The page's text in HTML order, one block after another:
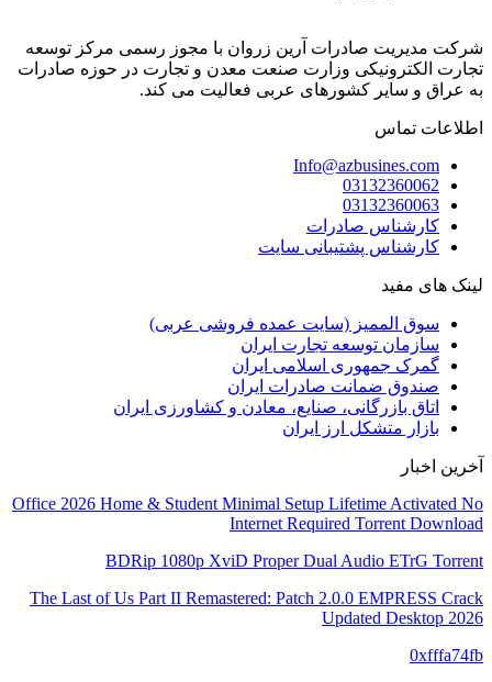
شرکت مدیریت صادرات آرین زروان با مجوز رسمی مرکز توسعه
تجارت الکترونیکی وزارت صنعت معدن و تجارت در حوزه صادرات
به عراق و سایر کشورهای عربی فعالیت می کند.
اطلاعات تماس
Info@azbusines.com
03132360062
03132360063
کارشناس صادرات
کارشناس پشتیبانی سایت
لینک های مفید
سوق الممیز (سایت عمده فروشی عربی)
سازمان توسعه تجارت ایران
گمرک جمهوری اسلامی ایران
صندوق ضمانت صادرات ایران
اتاق بازرگانی، صنایع، معادن و کشاورزی ایران
بازار متشکل ارز ایران
آخرین اخبار
Office 2026 Home & Student Minimal Setup Lifetime Activated No
Internet Required Torrent Downloаd
BDRip 1080p XviD Proper Dual Audio ETrG Torrent
The Last of Us Part II Remastered: Patch 2.0.0 EMPRESS Crack
Updated Desktop 2026
0xfffa74fb